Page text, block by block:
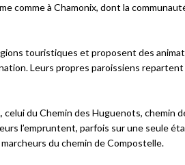
comme à Chamonix, dont la
touristiques et proposent des
Leurs propres paroissiens
du Chemin des Huguenots, chemin
l’empruntent, parfois sur une seule
du chemin de Compostelle.